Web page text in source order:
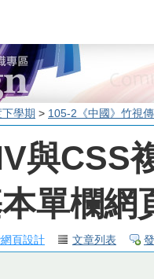
學期 > 105-2《中國》竹視
與CSS
單欄網
頁設計 文章列表